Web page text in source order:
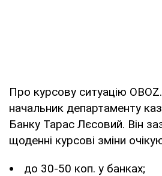
Про курсову ситуацію
начальник департаменту
Банку Тарас Лєсовий. Він
щоденні курсові зміни
до 30-50 коп. у банках;